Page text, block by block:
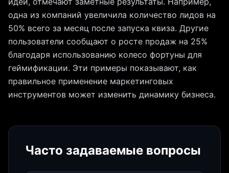
одна из компаний увеличила количество лидов на
50% всего за месяц после запуска квиза. Другие
пользователи сообщают о росте продаж на 25%
благодаря использованию колесо фортуны для
геймификации. Эти примеры показывают, как
правильное применение маркетинговых
инструментов может изменить динамику бизнеса.
Часто задаваемые вопросы